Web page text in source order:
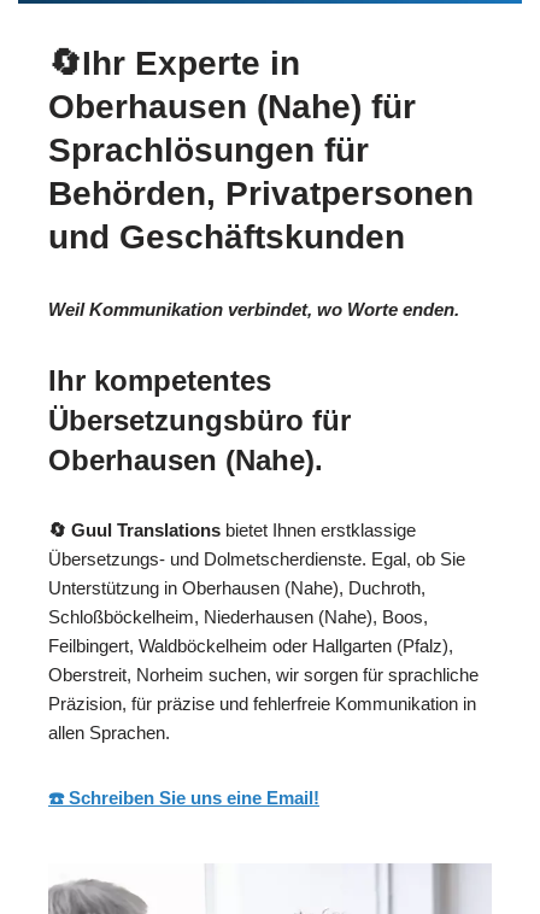
🔄Ihr Experte in
Oberhausen (Nahe) für
Sprachlösungen für
Behörden, Privatpersonen
und Geschäftskunden
Weil Kommunikation verbindet, wo Worte enden.
Ihr kompetentes
Übersetzungsbüro für
Oberhausen (Nahe).
🔄 Guul Translations bietet Ihnen erstklassige
Übersetzungs- und Dolmetscherdienste. Egal, ob Sie
Unterstützung in Oberhausen (Nahe), Duchroth,
Schloßböckelheim, Niederhausen (Nahe), Boos,
Feilbingert, Waldböckelheim oder Hallgarten (Pfalz),
Oberstreit, Norheim suchen, wir sorgen für sprachliche
Präzision, für präzise und fehlerfreie Kommunikation in
allen Sprachen.
☎️ Schreiben Sie uns eine Email!